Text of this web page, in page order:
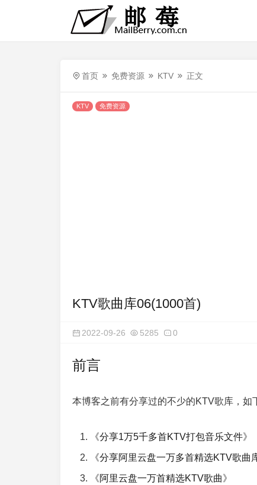
首页 免费资源 KTV 正文
KTV 免费资源
KTV歌曲库06(1000首)
2022-09-26 5285 0
前言
本博客之前有分享过的不少的KTV歌库，如
《分享1万5千多首KTV打包音乐文件》
《分享阿里云盘一万多首精选KTV歌曲
《阿里云盘一万首精选KTV歌曲》